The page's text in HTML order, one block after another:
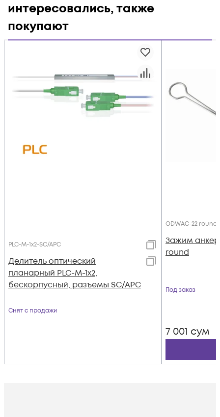
интересовались, также
покупают
PLC-M-1x2-SC/APC
Делитель оптический
планарный PLC-M-1x2,
бескорпусный, разъемы SC/APC
Снят с продажи
ODWAC-22 round
Зажим
round
Под заказ
7 001 сум